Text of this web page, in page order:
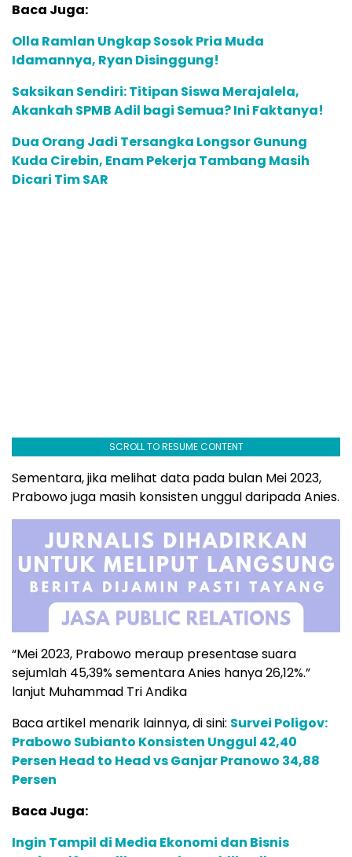
Baca Juga:
Olla Ramlan Ungkap Sosok Pria Muda
Idamannya, Ryan Disinggung!
Saksikan Sendiri: Titipan Siswa Merajalela,
Akankah SPMB Adil bagi Semua? Ini Faktanya!
Dua Orang Jadi Tersangka Longsor Gunung
Kuda Cirebin, Enam Pekerja Tambang Masih
Dicari Tim SAR
SCROLL TO RESUME CONTENT
Sementara, jika melihat data pada bulan Mei 2023,
Prabowo juga masih konsisten unggul daripada Anies.
“Mei 2023, Prabowo meraup presentase suara
sejumlah 45,39% sementara Anies hanya 26,12%.”
lanjut Muhammad Tri Andika
Baca artikel menarik lainnya, di sini: Survei Poligov:
Prabowo Subianto Konsisten Unggul 42,40
Persen Head to Head vs Ganjar Pranowo 34,88
Persen
Baca Juga:
Ingin Tampil di Media Ekonomi dan Bisnis